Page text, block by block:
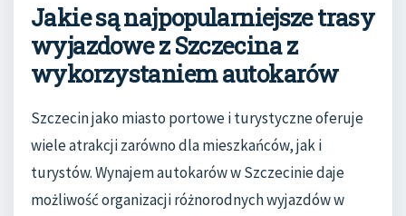
Jakie są najpopularniejsze trasy
wyjazdowe z Szczecina z
wykorzystaniem autokarów
Szczecin jako miasto portowe i turystyczne oferuje
wiele atrakcji zarówno dla mieszkańców, jak i
turystów. Wynajem autokarów w Szczecinie daje
możliwość organizacji różnorodnych wyjazdów w